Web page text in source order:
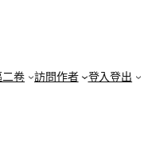
二卷 訪問作者 登入登出